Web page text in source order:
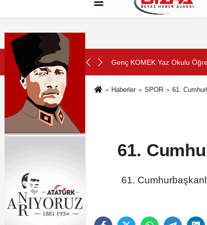
Hakkımızda Künye Çerez
SON DAKİKA:
Buluşuyor Genç KOMEK Yaz Okulu
Haberler SPOR 61.
61.
61.